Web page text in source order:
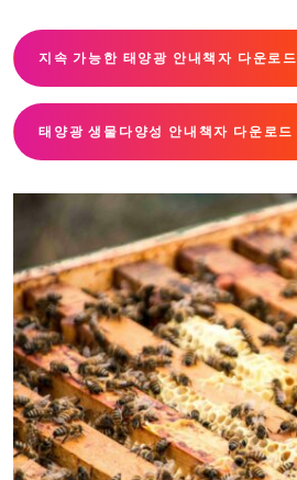
지속 가능한 태양광 안내책자 다운로드
태양광 생물다양성 안내책자 다운로드